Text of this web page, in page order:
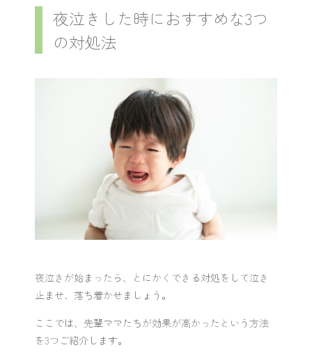
夜泣きした時におすすめな3つ
の対処法
夜泣きが始まったら、とにかくできる対処をして泣き
止ませ、落ち着かせましょう。
ここでは、先輩ママたちが効果が高かったという方法
を3つご紹介します。